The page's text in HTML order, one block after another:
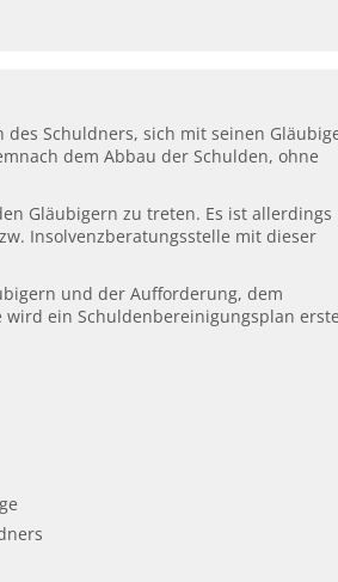
Schuldners, sich mit seinen
dem Abbau der Schulden, ohne
Gläubigern zu treten. Es ist allerdings
Insolvenzberatungsstelle mit dieser
und der Aufforderung, dem
ein Schuldenbereinigungsplan